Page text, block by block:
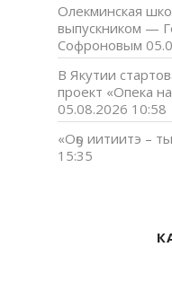
Олекминская
выпускником —
Софроновым
В Якутии
проект «Опека
05.08.2026 10:58
«Оҕо иитиитэ –
15:35